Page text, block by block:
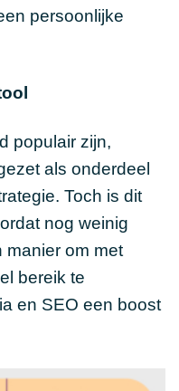
persoonlijke
populair zijn,
als onderdeel
Toch is dit
nog weinig
manier om met
bereik te
en SEO een boost